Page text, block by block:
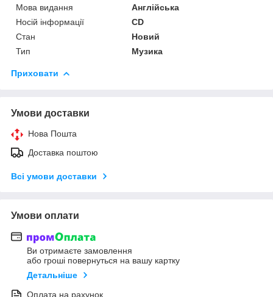
Мова видання
Англійська
Носій інформації
CD
Стан
Новий
Тип
Музика
Приховати
Умови доставки
Нова Пошта
Доставка поштою
Всі умови доставки
Умови оплати
Ви отримаєте замовлення
або гроші повернуться на вашу картку
Детальніше
Оплата на рахунок